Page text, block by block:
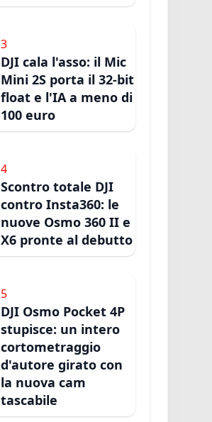
3
DJI cala l'asso: il Mic
Mini 2S porta il 32-bit
float e l'IA a meno di
100 euro
4
Scontro totale DJI
contro Insta360: le
nuove Osmo 360 II e
X6 pronte al debutto
5
DJI Osmo Pocket 4P
stupisce: un intero
cortometraggio
d'autore girato con
la nuova cam
tascabile